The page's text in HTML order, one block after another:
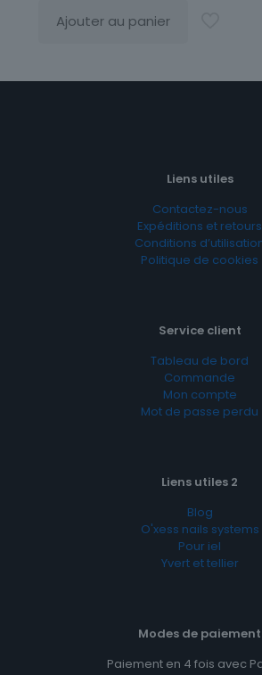
Ajouter au panier
Liens utiles
Contactez-nous
Expéditions et retours
Conditions
Politique de cookies
Service client
Tableau de bord
Commande
Mon compte
Mot de passe perdu
Liens utiles 2
Blog
O'xess nails systems
Pour iel
Yvert et tellier
Modes de paiement
Paiement en 4 fois avec